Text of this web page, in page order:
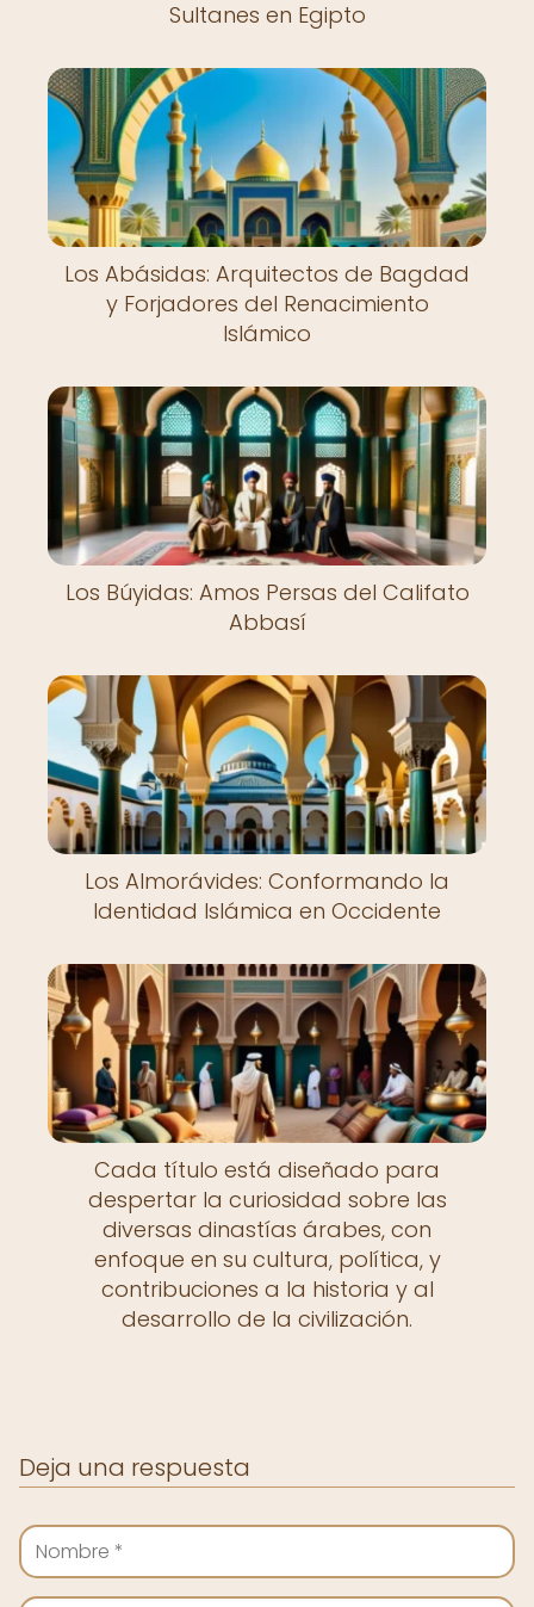
Sultanes en Egipto
Los Abásidas: Arquitectos de Bagdad
y Forjadores del Renacimiento
Islámico
Los Búyidas: Amos Persas del Califato
Abbasí
Los Almorávides: Conformando la
Identidad Islámica en Occidente
Cada título está diseñado para
despertar la curiosidad sobre las
diversas dinastías árabes, con
enfoque en su cultura, política, y
contribuciones a la historia y al
desarrollo de la civilización.
Deja una respuesta